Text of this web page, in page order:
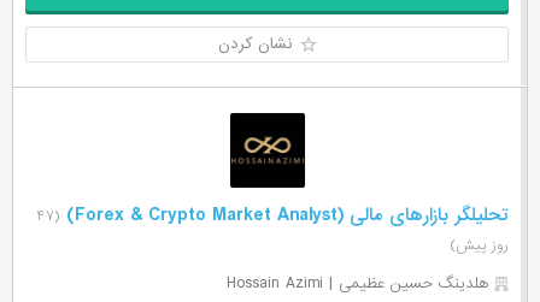
نشان کردن
تحلیلگر بازارهای مالی (Forex & Crypto Market Analyst)
(۴۷
روز پیش)
هلدینگ حسین عظیمی | Hossain Azimi